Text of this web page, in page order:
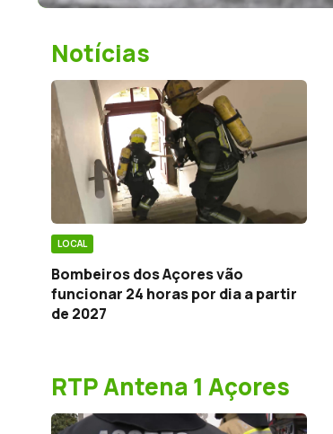
Notícias
LOCAL
Bombeiros dos Açores vão
funcionar 24 horas por dia a partir
de 2027
RTP Antena 1 Açores